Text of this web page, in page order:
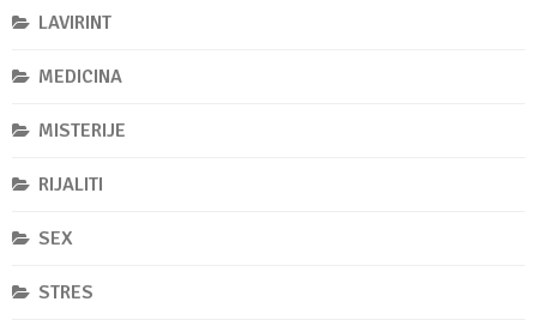
LAVIRINT
MEDICINA
MISTERIJE
RIJALITI
SEX
STRES